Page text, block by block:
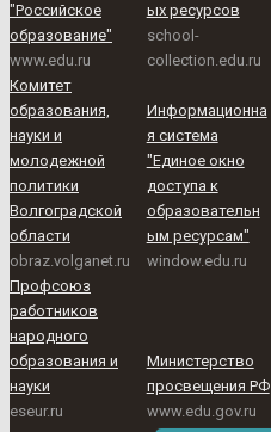
"Российское
образование"
www.edu.ru
ых ресурсов
school-
collection.edu.ru
Комитет
образования,
науки и
молодежной
политики
Волгоградской
области
obraz.volganet.ru
Информационна
я система
"Единое окно
доступа к
образовательн
ым ресурсам"
window.edu.ru
Профсоюз
работников
народного
образования и
науки
eseur.ru
Министерство
просвещения РФ
www.edu.gov.ru